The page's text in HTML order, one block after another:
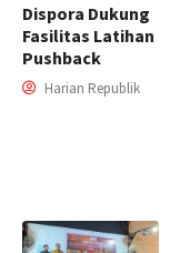
Dispora Dukung
Fasilitas Latihan
Pushback
Harian Republik